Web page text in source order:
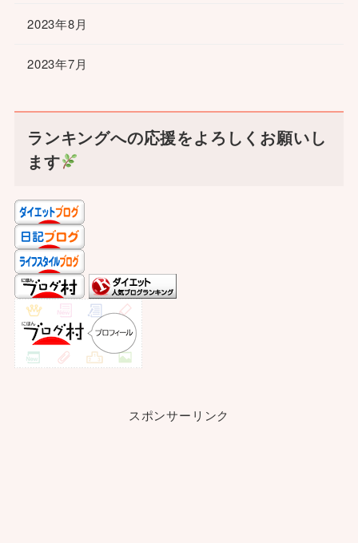
2023年8月
2023年7月
ランキングへの応援をよろしくお願いし
ます
スポンサーリンク